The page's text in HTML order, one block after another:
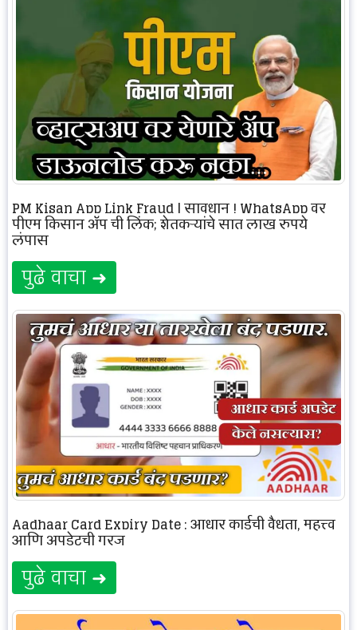
PM Kisan App Link Fraud | सावधान ! WhatsApp वर
पीएम किसान ॲप ची लिंक; शेतकऱ्यांचे सात लाख रुपये
लंपास
पुढे वाचा ➜
Aadhaar Card Expiry Date : आधार कार्डची वैधता, महत्त्व
आणि अपडेटची गरज
पुढे वाचा ➜